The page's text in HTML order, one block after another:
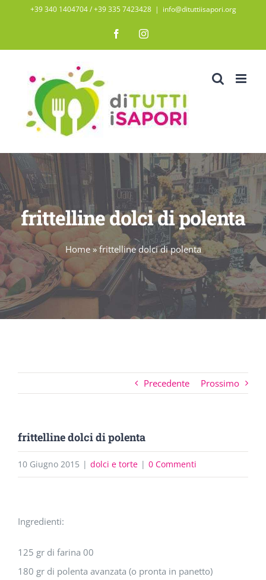
contenuto
+39 340 1404704 / ‭+39 335 7423428‬ | info@dituttiisapori.org
FacebookInstagram
frittelline dolci di polenta
Home»frittelline dolci di polenta
Precedente Prossimo
frittelline dolci di polenta
10 Giugno 2015 | dolci e torte | 0 Commenti
immagine
Ingredienti:
125 gr di farina 00
180 gr di polenta avanzata (o pronta in panetto)